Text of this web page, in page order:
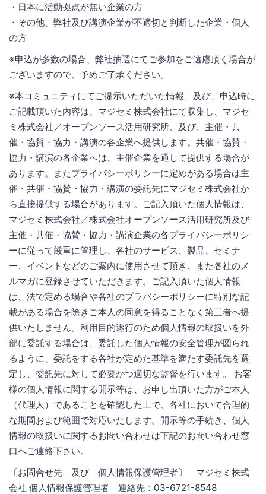
・日本に活動拠点が無い企業の方
・その他、弊社及び講演企業が不適切と判断した企業・個人
の方
※申込が多数の場合、弊社抽選にてご参加をご遠慮頂く場合が
ございますので、予めご了承ください。
※本コミュニティにてご提示いただいた情報、及び、申込時に
ご記載頂いた内容は、マジセミ株式会社にて収集し、マジセ
ミ株式会社／オープンソース活用研究所、及び、主催・共
催・協賛・協力・講演の各企業へ提供します。共催・協賛・
協力・講演の各企業へは、主催企業を通して提供する場合が
あります。またプライバシーポリシーに定めがある場合は主
催・共催・協賛・協力・講演の委託先にマジセミ株式会社か
ら直接提供する場合があります。ご記入頂いた個人情報は、
マジセミ株式会社／株式会社オープンソース活用研究所及び
主催・共催・協賛・協力・講演企業の各プライバシーポリシ
ーに従って厳重に管理し、各社のサービス、製品、セミナ
ー、イベントなどのご案内に使用させて頂き、また各社のメ
ルマガに登録させていただきます。ご記入頂いた個人情報
は、法で定める場合や各社のプラバシーポリシーに特別な記
載がある場合を除きご本人の同意を得ることなく第三者へ提
供いたしません。利用目的遂行のため個人情報の取扱いを外
部に委託する場合は、委託した個人情報の安全管理が図られ
るように、委託をする各社が定めた基準を満たす委託先を選
定し、委託先に対して必要かつ適切な監督を行います。 お客
様の個人情報に関する開示等は、お申し出頂いた方がご本人
（代理人）であることを確認した上で、各社において合理的
な期間および範囲で対応いたします。開示等の手続き、個人
情報の取扱いに関するお問い合わせは下記のお問い合わせ窓
口へご連絡下さい。
〔お問合せ先 及び 個人情報保護管理者〕 マジセミ株式
会社 個人情報保護管理者 連絡先：03-6721-8548